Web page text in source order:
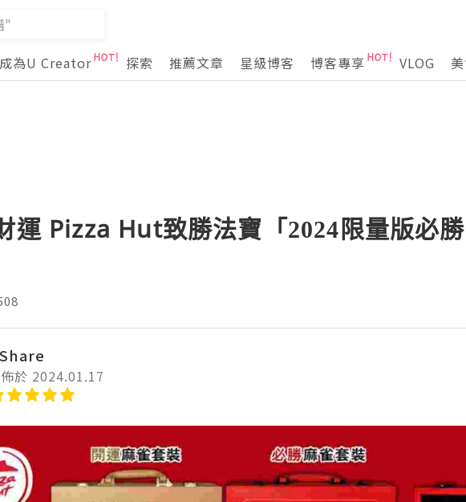
成為U Creator 探索 推薦文章 星級博客 博客專享 VLOG
運 Pizza Hut致勝法寶「2024限量版必
於 2024.01.17